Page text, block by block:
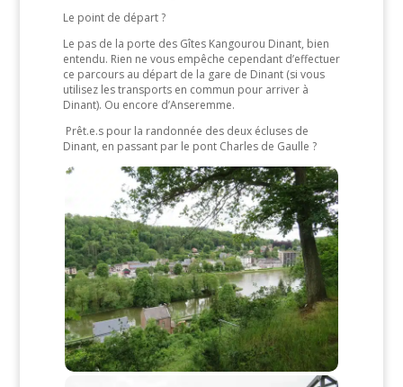
Le point de départ ?
Le pas de la porte des Gîtes Kangourou Dinant, bien
entendu. Rien ne vous empêche cependant d’effectuer
ce parcours au départ de la gare de Dinant (si vous
utilisez les transports en commun pour arriver à
Dinant). Ou encore d’Anseremme.
Prêt.e.s pour la randonnée des deux écluses de
Dinant, en passant par le pont Charles de Gaulle ?